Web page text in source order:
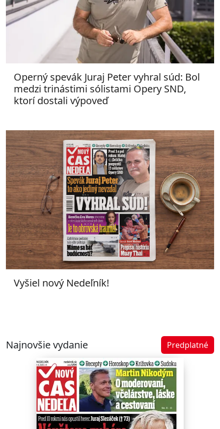
Operný spevák Juraj Peter vyhral súd: Bol
medzi trinástimi sólistami Opery SND,
ktorí dostali výpoveď
Vyšiel nový Nedeľník!
Najnovšie vydanie Predplatné